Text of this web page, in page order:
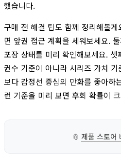
했습니다.
구매 전 해결 팁도 함께 정리해볼
면 앞권 접근 계획을 세워보세요.
포장 상태를 미리 확인해보세요.
권수 기준이 아니라 시리즈 가치
보다 감정선 중심의 만화를 좋아하
런 기준을 미리 보면 후회 확률이
📎 제품 스토어